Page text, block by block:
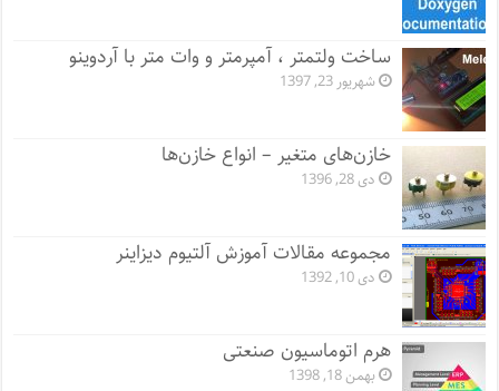
ساخت ولتمتر ، آمپرمتر و وات متر با آردوینو
شهریور 23, 1397
خازن‌های متغیر – انواع خازن‌ها
دی 28, 1396
مجموعه مقالات آموزش آلتیوم دیزاینر
دی 10, 1392
هرم اتوماسیون صنعتی
بهمن 18, 1398